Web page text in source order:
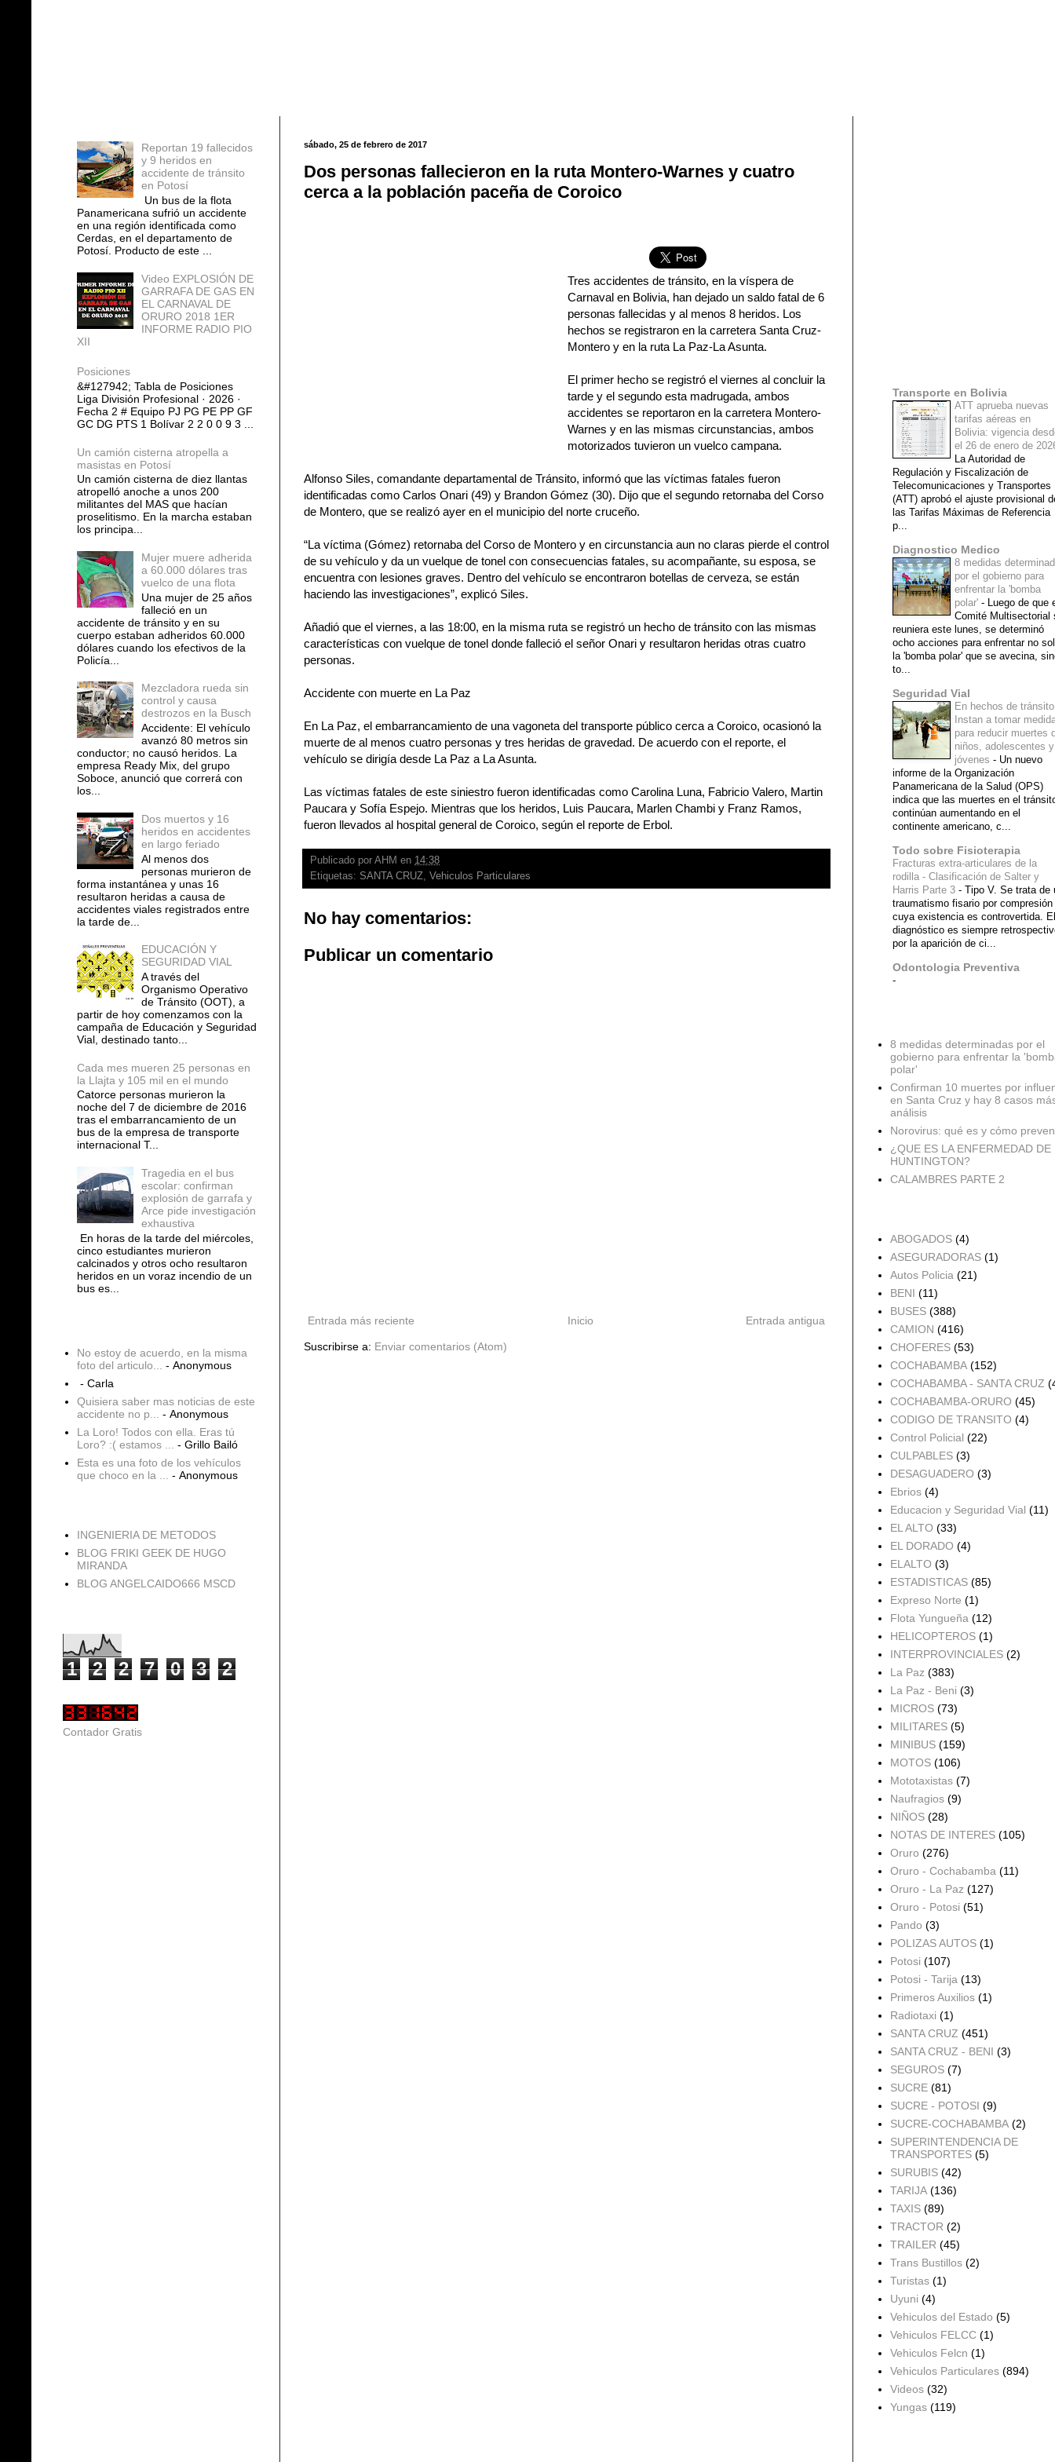
sábado, 25 de febrero de 2017
Dos personas fallecieron en la ruta Montero-Warnes y cuatro
cerca a la población paceña de Coroico
Tres accidentes de tránsito, en la víspera de
Carnaval en Bolivia, han dejado un saldo fatal de 6
personas fallecidas y al menos 8 heridos. Los
hechos se registraron en la carretera Santa Cruz-
Montero y en la ruta La Paz-La Asunta.
El primer hecho se registró el viernes al concluir la
tarde y el segundo esta madrugada, ambos
accidentes se reportaron en la carretera Montero-
Warnes y en las mismas circunstancias, ambos
motorizados tuvieron un vuelco campana.
Alfonso Siles, comandante departamental de Tránsito, informó que las víctimas fatales fueron
identificadas como Carlos Onari (49) y Brandon Gómez (30). Dijo que el segundo retornaba del Corso
de Montero, que se realizó ayer en el municipio del norte cruceño.
“La víctima (Gómez) retornaba del Corso de Montero y en circunstancia aun no claras pierde el control
de su vehículo y da un vuelque de tonel con consecuencias fatales, su acompañante, su esposa, se
encuentra con lesiones graves. Dentro del vehículo se encontraron botellas de cerveza, se están
haciendo las investigaciones”, explicó Siles.
Añadió que el viernes, a las 18:00, en la misma ruta se registró un hecho de tránsito con las mismas
características con vuelque de tonel donde falleció el señor Onari y resultaron heridas otras cuatro
personas.
Accidente con muerte en La Paz
En La Paz, el embarrancamiento de una vagoneta del transporte público cerca a Coroico, ocasionó la
muerte de al menos cuatro personas y tres heridas de gravedad. De acuerdo con el reporte, el
vehículo se dirigía desde La Paz a La Asunta.
Las víctimas fatales de este siniestro fueron identificadas como Carolina Luna, Fabricio Valero, Martin
Paucara y Sofía Espejo. Mientras que los heridos, Luis Paucara, Marlen Chambi y Franz Ramos,
fueron llevados al hospital general de Coroico, según el reporte de Erbol.
Publicado por AHM en 14:38
Etiquetas: SANTA CRUZ, Vehiculos Particulares
No hay comentarios:
Publicar un comentario
Entrada más reciente Entrada antigua
Inicio
Suscribirse a: Enviar comentarios (Atom)
Reportan 19 fallecidos
y 9 heridos en
accidente de tránsito
en Potosí
Un bus de la flota
Panamericana sufrió un accidente
en una región identificada como
Cerdas, en el departamento de
Potosí. Producto de este ...
Video EXPLOSIÓN DE
GARRAFA DE GAS EN
EL CARNAVAL DE
ORURO 2018 1ER
INFORME RADIO PIO
XII
Posiciones
&#127942; Tabla de Posiciones
Liga División Profesional · 2026 ·
Fecha 2 # Equipo PJ PG PE PP GF
GC DG PTS 1 Bolívar 2 2 0 0 9 3 ...
Un camión cisterna atropella a
masistas en Potosí
Un camión cisterna de diez llantas
atropelló anoche a unos 200
militantes del MAS que hacían
proselitismo. En la marcha estaban
los principa...
Mujer muere adherida
a 60.000 dólares tras
vuelco de una flota
Una mujer de 25 años
falleció en un
accidente de tránsito y en su
cuerpo estaban adheridos 60.000
dólares cuando los efectivos de la
Policía...
Mezcladora rueda sin
control y causa
destrozos en la Busch
Accidente: El vehículo
avanzó 80 metros sin
conductor; no causó heridos. La
empresa Ready Mix, del grupo
Soboce, anunció que correrá con
los...
Dos muertos y 16
heridos en accidentes
en largo feriado
Al menos dos
personas murieron de
forma instantánea y unas 16
resultaron heridas a causa de
accidentes viales registrados entre
la tarde de...
EDUCACIÓN Y
SEGURIDAD VIAL
A través del
Organismo Operativo
de Tránsito (OOT), a
partir de hoy comenzamos con la
campaña de Educación y Seguridad
Vial, destinado tanto...
Cada mes mueren 25 personas en
la Llajta y 105 mil en el mundo
Catorce personas murieron la
noche del 7 de diciembre de 2016
tras el embarrancamiento de un
bus de la empresa de transporte
internacional T...
Tragedia en el bus
escolar: confirman
explosión de garrafa y
Arce pide investigación
exhaustiva
En horas de la tarde del miércoles,
cinco estudiantes murieron
calcinados y otros ocho resultaron
heridos en un voraz incendio de un
bus es...
No estoy de acuerdo, en la misma
foto del articulo...
- Anonymous
- Carla
Quisiera saber mas noticias de este
accidente no p...
- Anonymous
La Loro! Todos con ella. Eras tú
Loro? :( estamos ...
- Grillo Bailó
Esta es una foto de los vehículos
que choco en la ...
- Anonymous
INGENIERIA DE METODOS
BLOG FRIKI GEEK DE HUGO
MIRANDA
BLOG ANGELCAIDO666 MSCD
1 2 2 7 0 3 2
Contador Gratis
Transporte en Bolivia
ATT aprueba nuevas
tarifas aéreas en
Bolivia: vigencia
el 26 de enero de
La Autoridad de
Regulación y Fiscalización de
Telecomunicaciones y Transportes
(ATT) aprobó el ajuste provisional
las Tarifas Máximas de Referencia
p...
Diagnostico Medico
8 medidas
por el gobierno para
enfrentar la 'bomba
polar' - Luego de que
Comité Multisectorial
reuniera este lunes, se determinó
ocho acciones para enfrentar no
la 'bomba polar' que se avecina,
to...
Seguridad Vial
En hechos de tránsito
Instan a tomar
para reducir muertes
niños, adolescentes y
jóvenes - Un nuevo
informe de la Organización
Panamericana de la Salud (OPS)
indica que las muertes en el
continúan aumentando en el
continente americano, c...
Todo sobre Fisioterapia
Fracturas extra-articulares de la
rodilla - Clasificación de Salter y
Harris Parte 3 - Tipo V. Se trata de
traumatismo fisario por compresión
cuya existencia es controvertida. El
diagnóstico es siempre
por la aparición de ci...
Odontologia Preventiva
-
8 medidas determinadas por el
gobierno para enfrentar la
polar'
Confirman 10 muertes por
en Santa Cruz y hay 8 casos
análisis
Norovirus: qué es y cómo
¿QUE ES LA ENFERMEDAD DE
HUNTINGTON?
CALAMBRES PARTE 2
ABOGADOS (4)
ASEGURADORAS (1)
Autos Policia (21)
BENI (11)
BUSES (388)
CAMION (416)
CHOFERES (53)
COCHABAMBA (152)
COCHABAMBA - SANTA CRUZ
COCHABAMBA-ORURO (45)
CODIGO DE TRANSITO (4)
Control Policial (22)
CULPABLES (3)
DESAGUADERO (3)
Ebrios (4)
Educacion y Seguridad Vial (11)
EL ALTO (33)
EL DORADO (4)
ELALTO (3)
ESTADISTICAS (85)
Expreso Norte (1)
Flota Yungueña (12)
HELICOPTEROS (1)
INTERPROVINCIALES (2)
La Paz (383)
La Paz - Beni (3)
MICROS (73)
MILITARES (5)
MINIBUS (159)
MOTOS (106)
Mototaxistas (7)
Naufragios (9)
NIÑOS (28)
NOTAS DE INTERES (105)
Oruro (276)
Oruro - Cochabamba (11)
Oruro - La Paz (127)
Oruro - Potosi (51)
Pando (3)
POLIZAS AUTOS (1)
Potosi (107)
Potosi - Tarija (13)
Primeros Auxilios (1)
Radiotaxi (1)
SANTA CRUZ (451)
SANTA CRUZ - BENI (3)
SEGUROS (7)
SUCRE (81)
SUCRE - POTOSI (9)
SUCRE-COCHABAMBA (2)
SUPERINTENDENCIA DE
TRANSPORTES (5)
SURUBIS (42)
TARIJA (136)
TAXIS (89)
TRACTOR (2)
TRAILER (45)
Trans Bustillos (2)
Turistas (1)
Uyuni (4)
Vehiculos del Estado (5)
Vehiculos FELCC (1)
Vehiculos Felcn (1)
Vehiculos Particulares (894)
Videos (32)
Yungas (119)